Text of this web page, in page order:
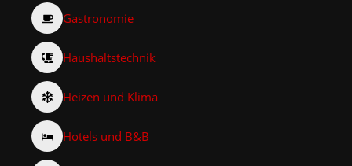
Gastronomie
Haushaltstechnik
Heizen und Klima
Hotels und B&B